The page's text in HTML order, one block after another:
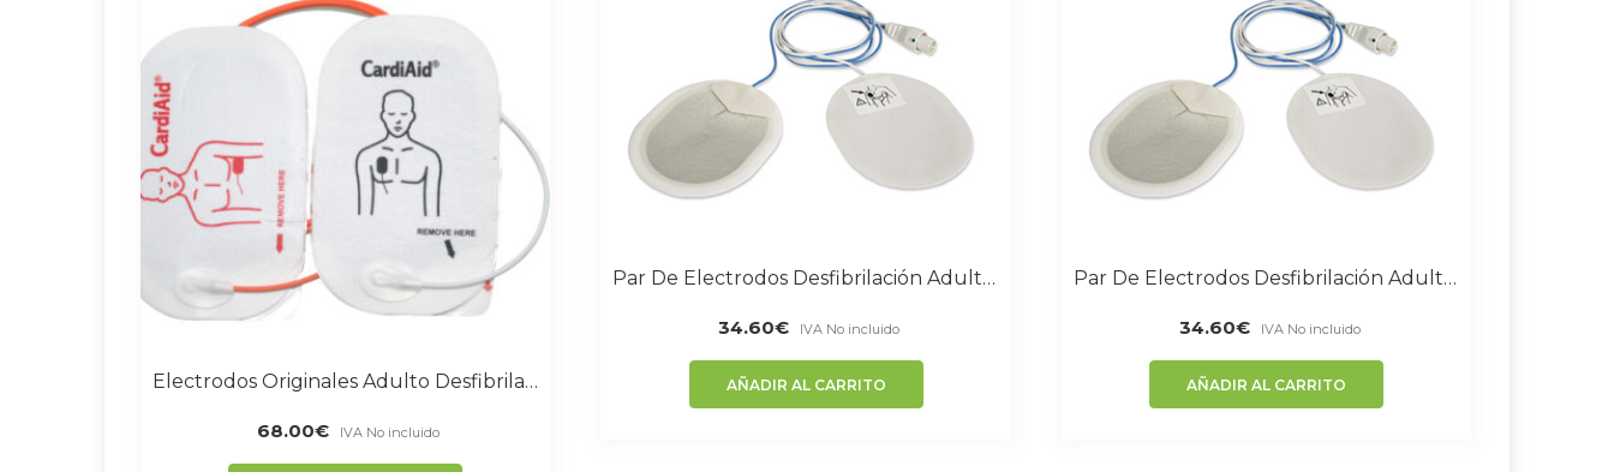
Electrodos Originales Adulto Desfibrilador CardiAid
68.00€ IVA No incluido
Par De Electrodos Desfibrilación Adulto Compatible Medtronic
34.60€ IVA No incluido
AÑADIR AL CARRITO
Par De Electrodos Desfibrilación Adulto Compatible Con Equipos Schiller
34.60€ IVA No incluido
AÑADIR AL CARRITO